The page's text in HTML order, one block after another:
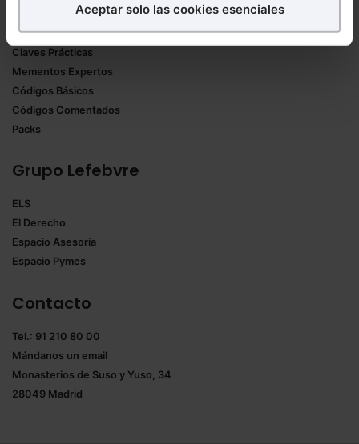
experiencia en la web sea óptima
todas las cookies excepto aquellas imprescindibles.
También puedes
seleccionar solo aquellas que quieras permitir en tu
Saber más acerca de las cookies
Aceptar solo las cookies esenciales
Formularios Jurídicos
Manuales de Derecho
Claves Prácticas
Mementos Expertos
Códigos Básicos
Códigos Comentados
Packs
Grupo Lefebvre
ELS
El Derecho
Espacio Asesoría
Espacio Pymes
Contacto
Tel.: 91 210 80 00
Mándanos un email
Monasterios de Suso y Yuso, 34
28049 Madrid